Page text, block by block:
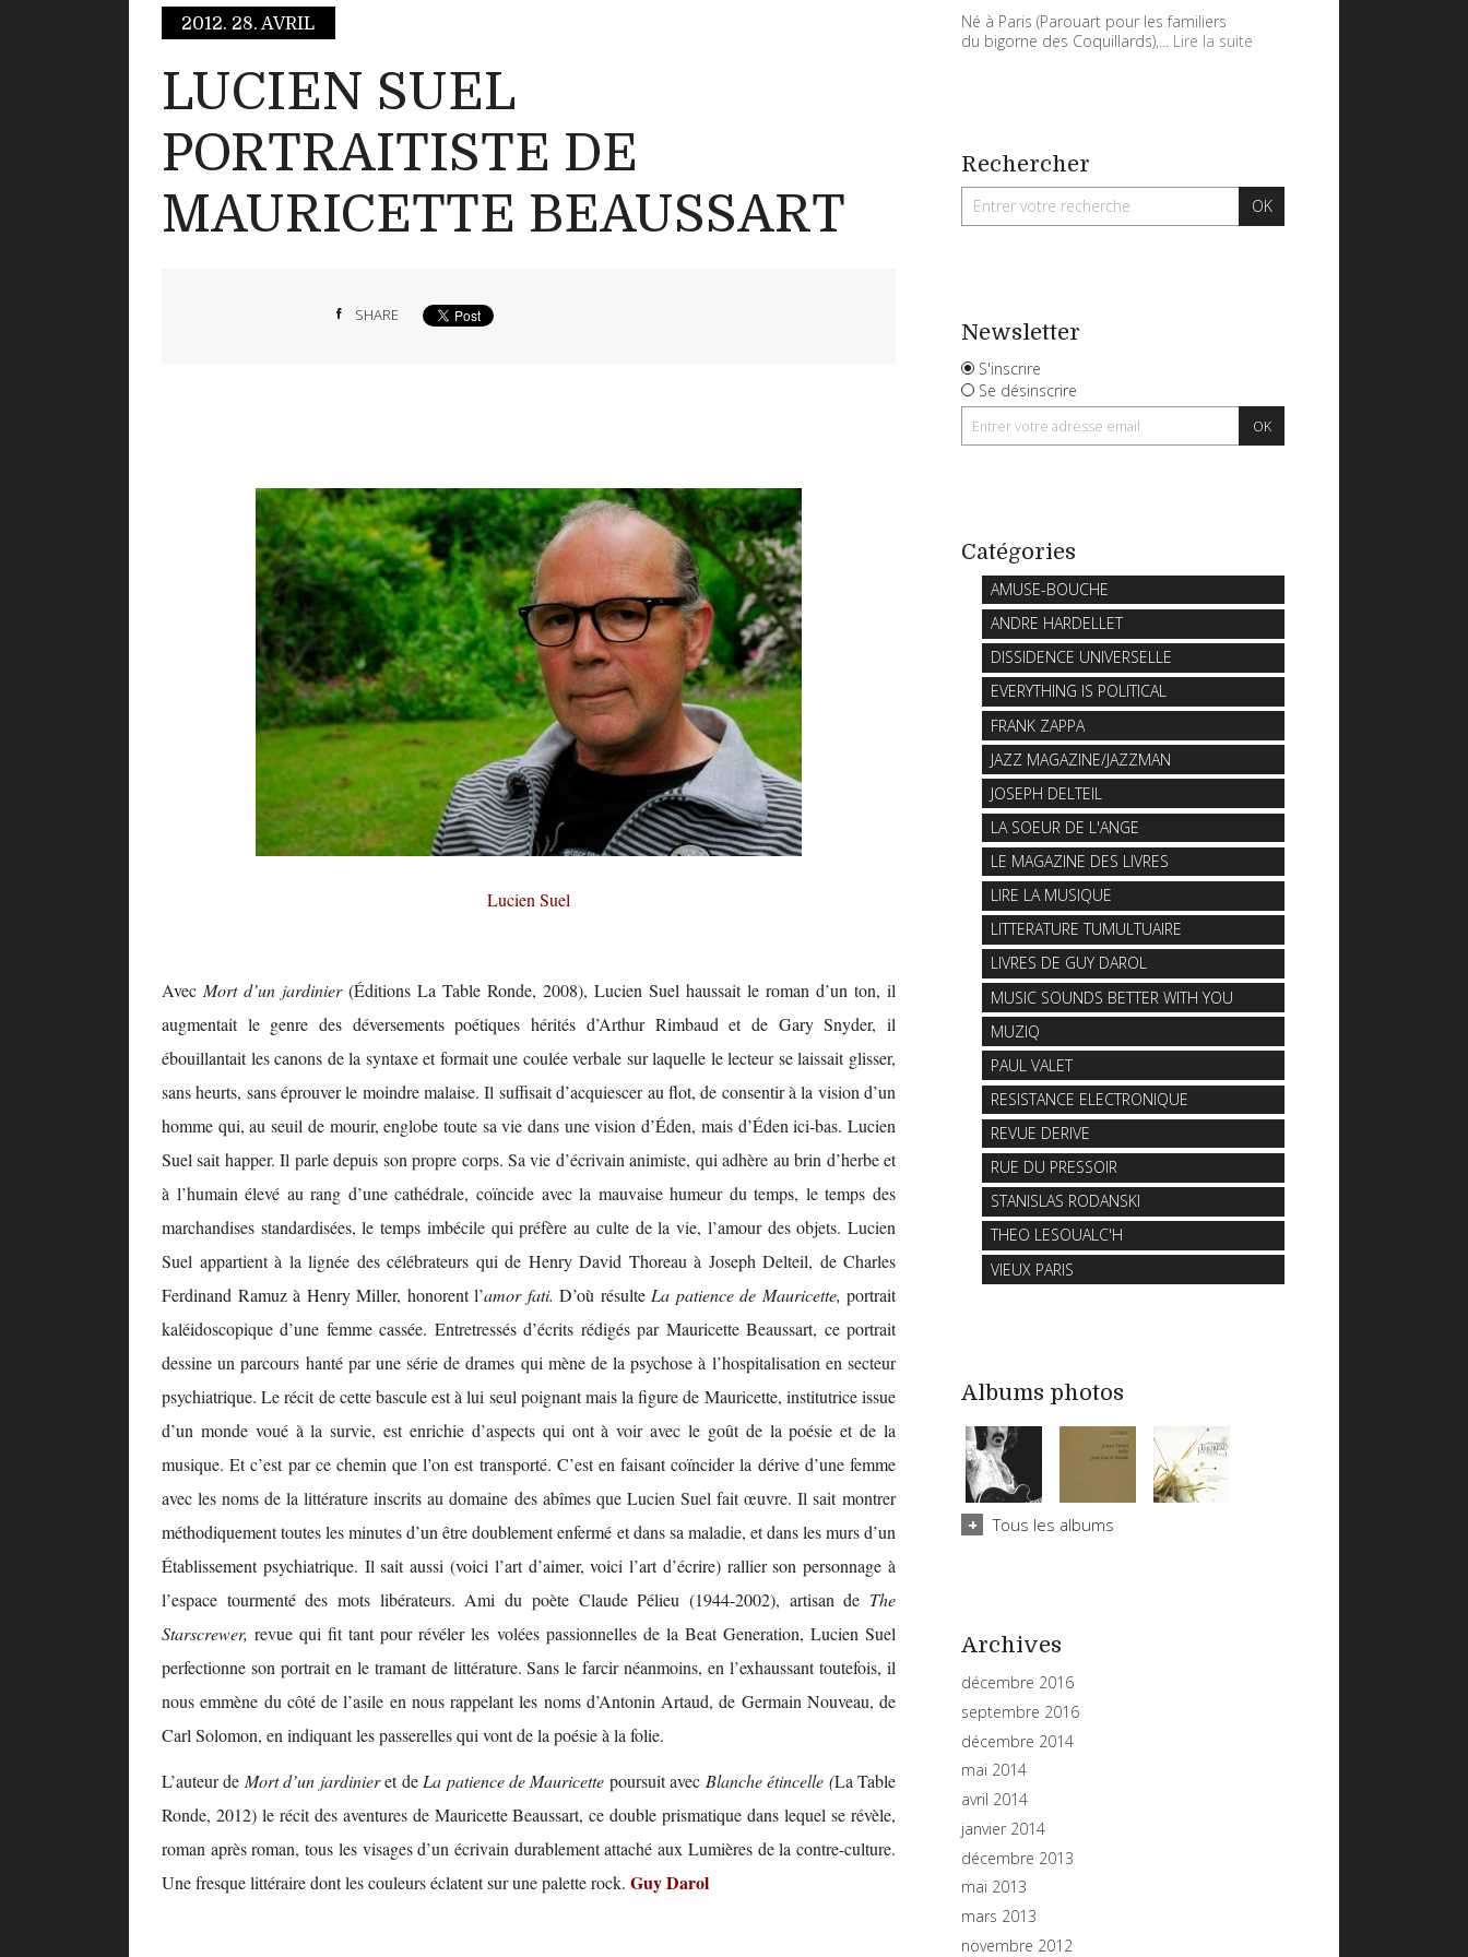
2012. 28. AVRIL
LUCIEN SUEL
PORTRAITISTE DE
MAURICETTE BEAUSSART
SHARE
Lucien Suel
Avec Mort d’un jardinier(Éditions La Table Ronde, 2008), Lucien Suel haussait le roman d’un ton, il
augmentait le genre des déversements poétiques hérités d’Arthur Rimbaud et de Gary Snyder, il
ébouillantait les canons de la syntaxe et formait une coulée verbale sur laquelle le lecteur se laissait glisser,
sans heurts, sans éprouver le moindre malaise. Il suffisait d’acquiescer au flot, de consentir à la vision d’un
homme qui, au seuil de mourir, englobe toute sa vie dans une vision d’Éden, mais d’Éden ici-bas. Lucien
Suel sait happer. Il parle depuis son propre corps. Sa vie d’écrivain animiste, qui adhère au brin d’herbe et
à l’humain élevé au rang d’une cathédrale, coïncide avec la mauvaise humeur du temps, le temps des
marchandises standardisées, le temps imbécile qui préfère au culte de la vie, l’amour des objets. Lucien
Suel appartient à la lignée des célébrateurs qui de Henry David Thoreau à Joseph Delteil, de Charles
Ferdinand Ramuz à Henry Miller, honorent l’amor fati. D’où résulte La patience de Mauricette, portrait
kaléidoscopique d’une femme cassée. Entretressés d’écrits rédigés par Mauricette Beaussart, ce portrait
dessine un parcours hanté par une série de drames qui mène de la psychose à l’hospitalisation en secteur
psychiatrique. Le récit de cette bascule est à lui seul poignant mais la figure de Mauricette, institutrice issue
d’un monde voué à la survie, est enrichie d’aspects qui ont à voir avec le goût de la poésie et de la
musique. Et c’est par ce chemin que l’on est transporté. C’est en faisant coïncider la dérive d’une femme
avec les noms de la littérature inscrits au domaine des abîmes que Lucien Suel fait œuvre. Il sait montrer
méthodiquement toutes les minutes d’un être doublement enfermé et dans sa maladie, et dans les murs d’un
Établissement psychiatrique. Il sait aussi (voici l’art d’aimer, voici l’art d’écrire) rallier son personnage à
l’espace tourmenté des mots libérateurs. Ami du poète Claude Pélieu (1944-2002), artisan de The
Starscrewer,revue qui fit tant pour révéler les volées passionnelles de la Beat Generation, Lucien Suel
perfectionne son portrait en le tramant de littérature. Sans le farcir néanmoins, en l’exhaussant toutefois, il
nous emmène du côté de l’asile en nous rappelant les noms d’Antonin Artaud, de Germain Nouveau, de
Carl Solomon, en indiquant les passerelles qui vont de la poésie à la folie.
L’auteur de Mort d’un jardinieret de La patience de Mauricette poursuit avec Blanche étincelle (La Table
Ronde, 2012) le récit des aventures de Mauricette Beaussart, ce double prismatique dans lequel se révèle,
roman après roman, tous les visages d’un écrivain durablement attaché aux Lumières de la contre-culture.
Une fresque littéraire dont les couleurs éclatent sur une palette rock. Guy Darol
Né à Paris (Parouart pour les familiers
du bigorne des Coquillards),... Lire la suite
Rechercher
Newsletter
S'inscrire
Se désinscrire
Catégories
AMUSE-BOUCHE
ANDRE HARDELLET
DISSIDENCE UNIVERSELLE
EVERYTHING IS POLITICAL
FRANK ZAPPA
JAZZ MAGAZINE/JAZZMAN
JOSEPH DELTEIL
LA SOEUR DE L'ANGE
LE MAGAZINE DES LIVRES
LIRE LA MUSIQUE
LITTERATURE TUMULTUAIRE
LIVRES DE GUY DAROL
MUSIC SOUNDS BETTER WITH YOU
MUZIQ
PAUL VALET
RESISTANCE ELECTRONIQUE
REVUE DERIVE
RUE DU PRESSOIR
STANISLAS RODANSKI
THEO LESOUALC'H
VIEUX PARIS
Albums photos
Tous les albums
Archives
décembre 2016
septembre 2016
décembre 2014
mai 2014
avril 2014
janvier 2014
décembre 2013
mai 2013
mars 2013
novembre 2012